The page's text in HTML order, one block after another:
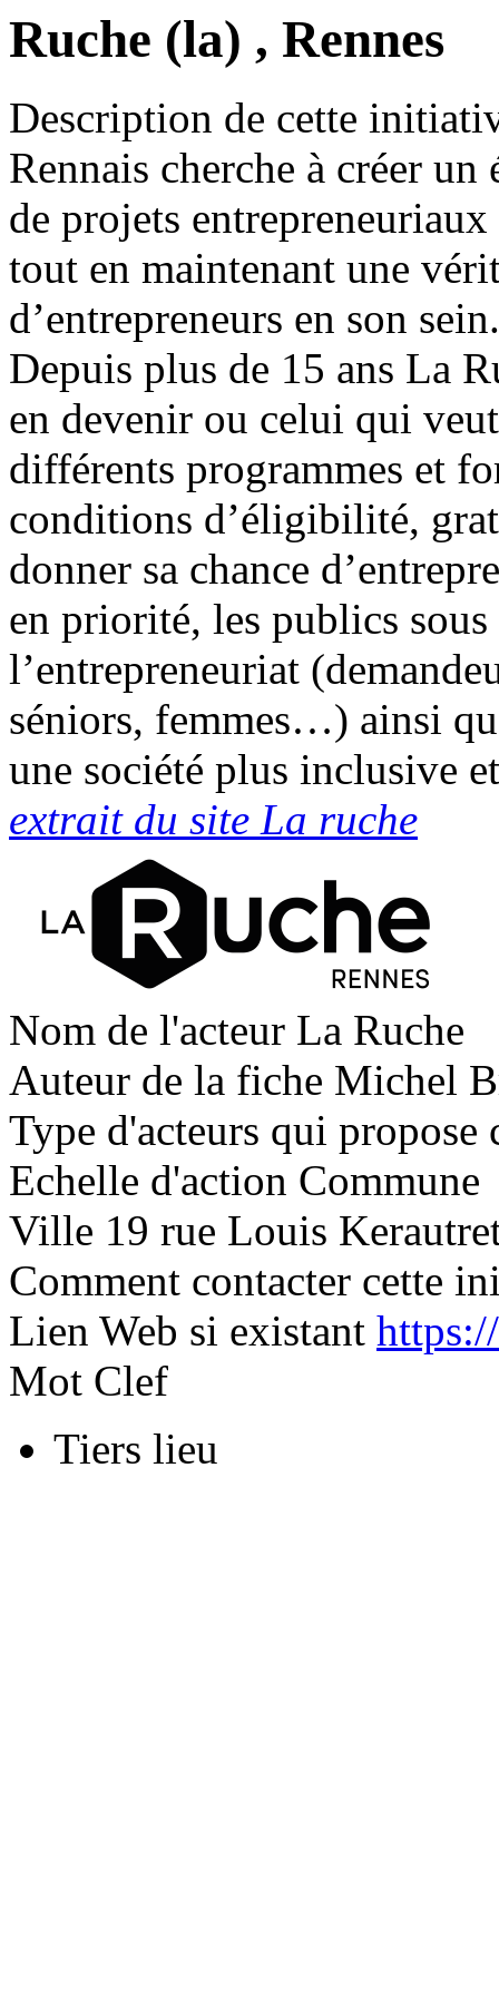
Ruche (la) , Rennes
Description de cette
Rennais cherche à créer
de projets
tout en maintenant une
d’entrepreneurs en son sein.
Depuis plus de 15 ans La
en devenir ou celui qui
différents programmes et
conditions d’éligibilité,
donner sa chance
en priorité, les publics sous
l’entrepreneuriat
séniors, femmes…) ainsi
une société plus inclusive
extrait du site La ruche
Nom de l'acteur La Ruche
Auteur de la fiche Michel
Type d'acteurs qui
Echelle d'action Commune
Ville 19 rue Louis
Comment contacter cette
Lien Web si existant
Mot Clef
Tiers lieu